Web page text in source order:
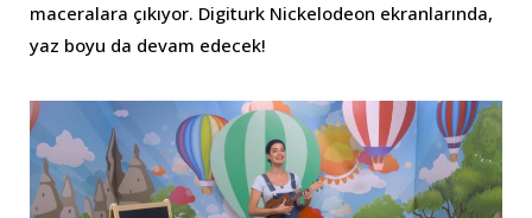
maceralara çıkıyor. Digiturk Nickelodeon ekranlarında,
yaz boyu da devam edecek!